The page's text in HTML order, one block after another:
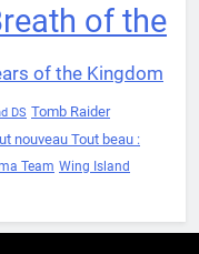
of the
of the Kingdom
DS Tomb Raider
nouveau Tout beau :
Team Wing Island